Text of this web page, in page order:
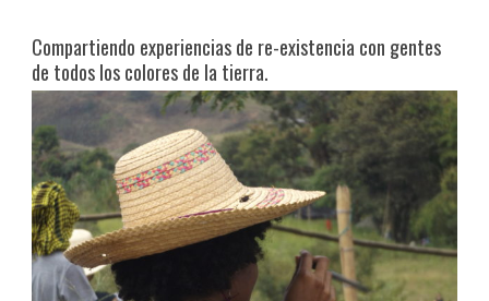
Compartiendo experiencias de re-existencia con gentes
de todos los colores de la tierra.